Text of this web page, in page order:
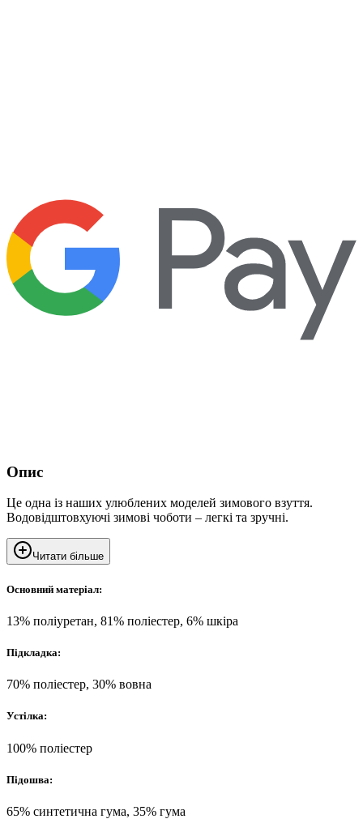
Опис
Це одна із наших улюблених моделей зимового взуття.
Водовідштовхуючі зимові чоботи – легкі та зручні.
Читати більше
Основний матеріал:
13% поліуретан, 81% поліестер, 6% шкіра
Підкладка:
70% поліестер, 30% вовна
Устілка:
100% поліестер
Підошва:
65% синтетична гума, 35% гума